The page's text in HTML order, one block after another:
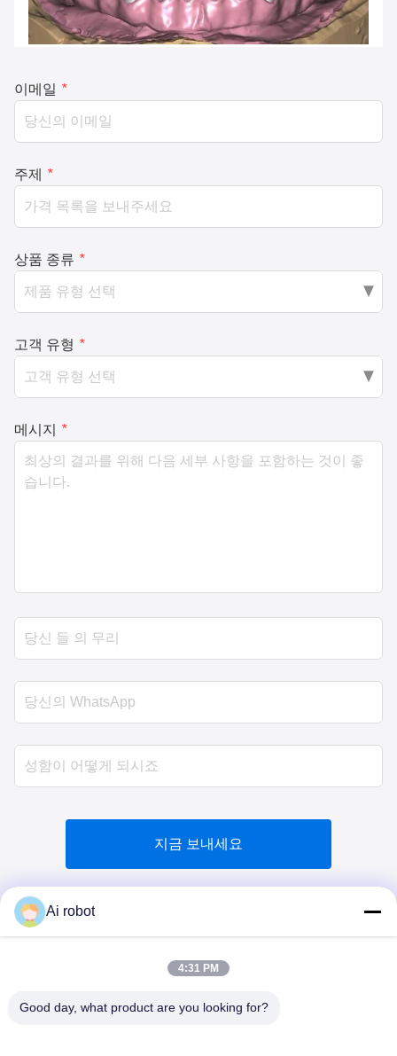
이메일 *
주제 *
상품 종류 *
고객 유형 *
메시지 *
지금 보내세요
VIVI DENTAI
Ai robot
4:31 PM
Good day, what product are you looking for?